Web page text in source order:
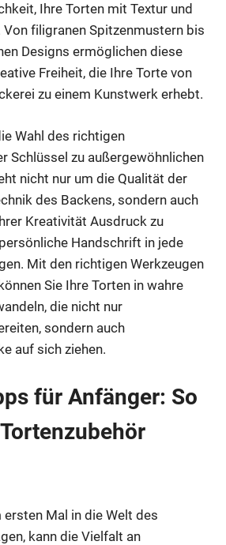
Ihre Torten mit Textur und
Von filigranen Spitzenmustern bis
Designs ermöglichen diese
Freiheit, die Ihre Torte von
zu einem Kunstwerk erhebt.
Wahl des richtigen
Schlüssel zu außergewöhnlichen
nicht nur um die Qualität der
des Backens, sondern auch
Kreativität Ausdruck zu
Handschrift in jede
Mit den richtigen Werkzeugen
Sie Ihre Torten in wahre
die nicht nur
sondern auch
auf sich ziehen.
für Anfänger: So
ersten Mal in die Welt des
kann die Vielfalt an